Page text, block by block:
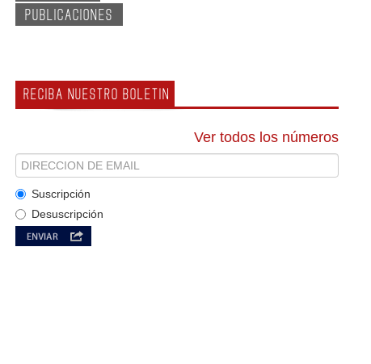
PUBLICACIONES
RECIBA NUESTRO BOLETIN
Ver todos los números
Suscripción
Desuscripción